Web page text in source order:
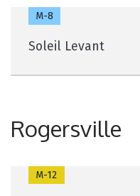
M-8
Soleil Levant
Rogersville
M-12